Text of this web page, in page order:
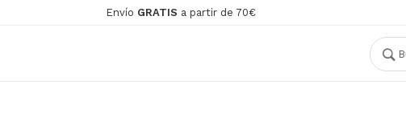
Envío GRATIS a partir de 70€
Buscar
por:
Buscar